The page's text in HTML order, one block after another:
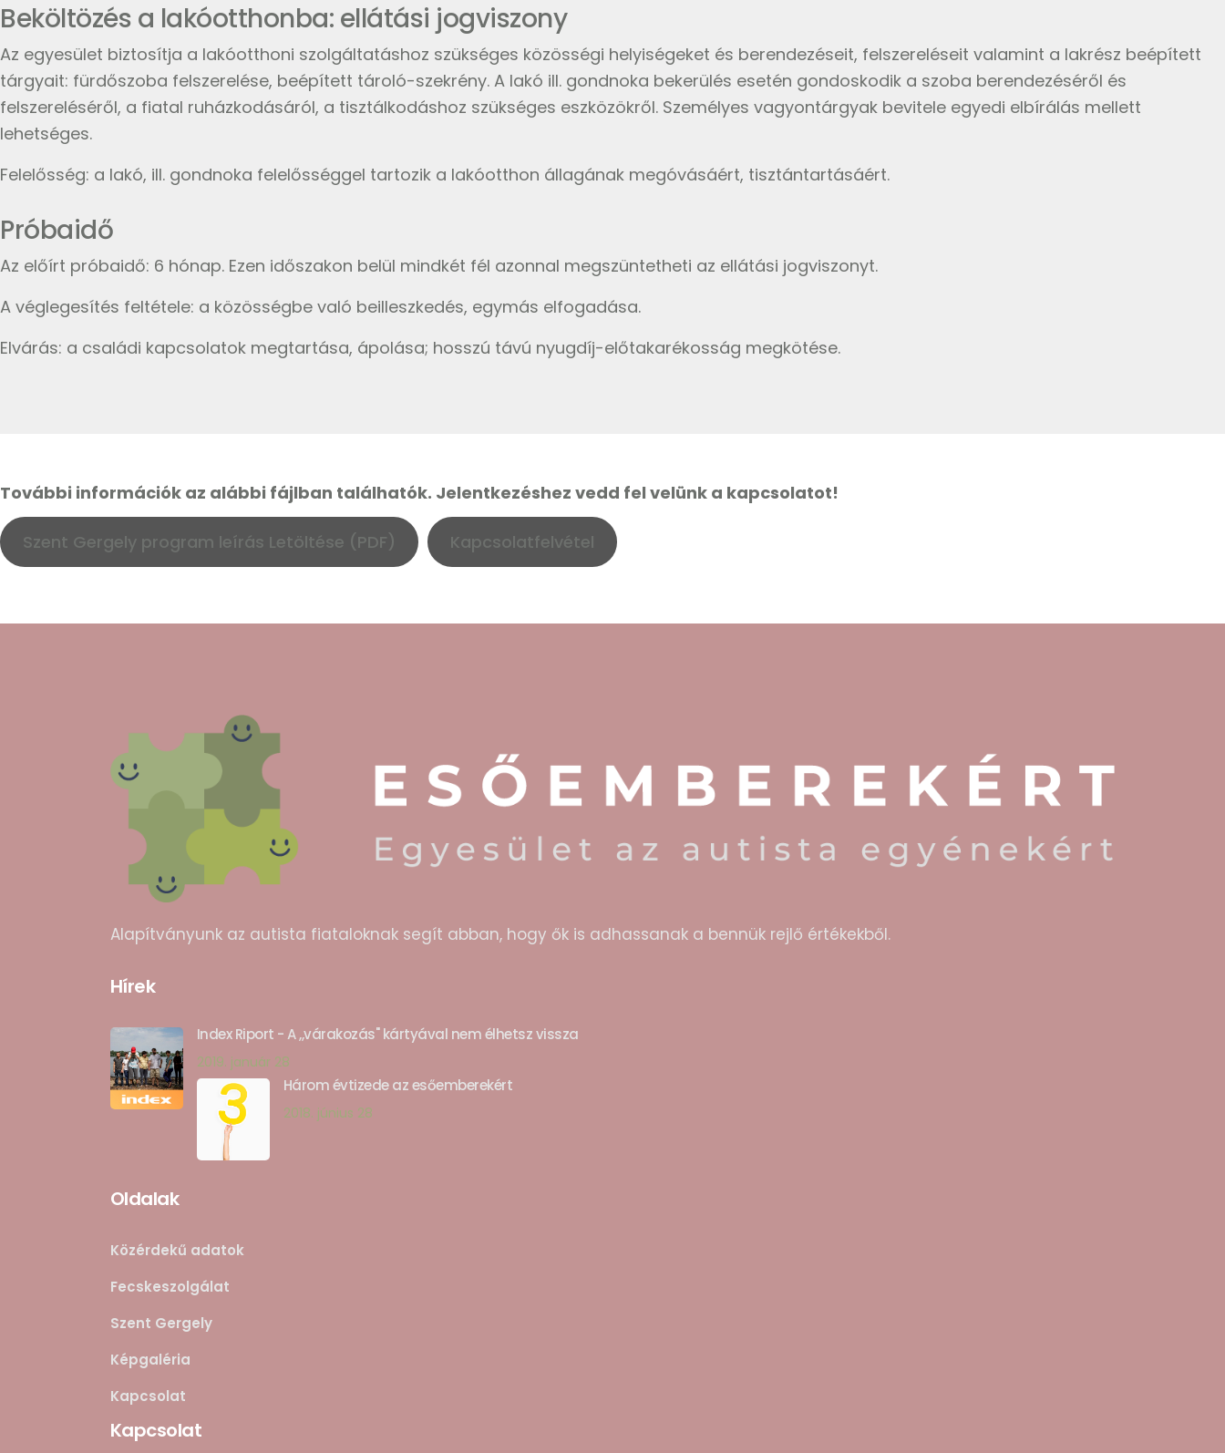
Beköltözés a lakóotthonba: ellátási jogviszony
Az egyesület biztosítja a lakóotthoni szolgáltatáshoz szükséges közösségi helyiségeket és berendezéseit, felszereléseit valamint a lakrész beépített
tárgyait: fürdőszoba felszerelése, beépített tároló-szekrény. A lakó ill. gondnoka bekerülés esetén gondoskodik a szoba berendezéséről és
felszereléséről, a fiatal ruházkodásáról, a tisztálkodáshoz szükséges eszközökről. Személyes vagyontárgyak bevitele egyedi elbírálás mellett
lehetséges.
Felelősség: a lakó, ill. gondnoka felelősséggel tartozik a lakóotthon állagának megóvásáért, tisztántartásáért.
Próbaidő
Az előírt próbaidő: 6 hónap. Ezen időszakon belül mindkét fél azonnal megszüntetheti az ellátási jogviszonyt.
A véglegesítés feltétele: a közösségbe való beilleszkedés, egymás elfogadása.
Elvárás: a családi kapcsolatok megtartása, ápolása; hosszú távú nyugdíj-előtakarékosság megkötése.
További információk az alábbi fájlban találhatók. Jelentkezéshez vedd fel velünk a kapcsolatot!
Szent Gergely program leírás Letöltése (PDF) Kapcsolatfelvétel
Alapítványunk az autista fiataloknak segít abban, hogy ők is adhassanak a bennük rejlő értékekből.
Hírek
Index Riport - A ,,várakozás" kártyával nem élhetsz vissza
2019. január 28
Három évtizede az esőemberekért
2018. június 28
Oldalak
Közérdekű adatok
Fecskeszolgálat
Szent Gergely
Képgaléria
Kapcsolat
Kapcsolat